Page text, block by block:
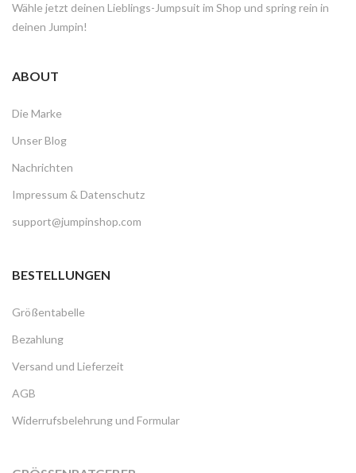
Wähle jetzt deinen Lieblings-Jumpsuit im Shop und spring rein in
deinen Jumpin!
ABOUT
Die Marke
Unser Blog
Nachrichten
Impressum & Datenschutz
support@jumpinshop.com
BESTELLUNGEN
Größentabelle
Bezahlung
Versand und Lieferzeit
AGB
Widerrufsbelehrung und Formular